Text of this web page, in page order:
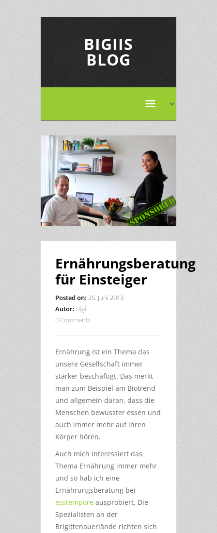
BIGIIS
BLOG
Ernährungsberatung
für Einsteiger
Posted on: 25. Juni 2013
Autor: Bigii
0 Comments
Ernährung ist ein Thema das
unsere Gesellschaft immer
stärker beschäftigt. Das merkt
man zum Beispiel am Biotrend
und allgemein daran, dass die
Menschen bewusster essen und
auch immer mehr auf ihren
Körper hören.
Auch mich interessiert das
Thema Ernährung immer mehr
und so hab ich eine
Ernährungsberatung bei
esstempore ausprobiert. Die
Spezialisten an der
Brigittenauerlände richten sich